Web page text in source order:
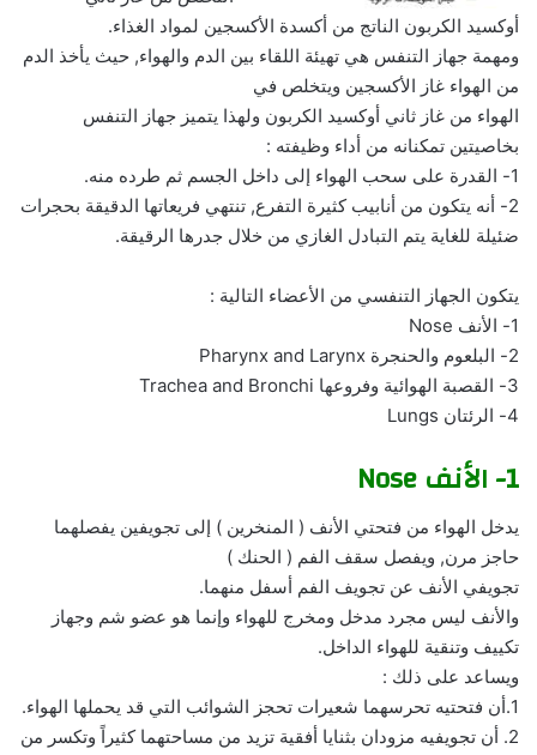
أوكسيد الكربون الناتج من أكسدة الأكسجين لمواد الغذاء.
ومهمة جهاز التنفس هي تهيئة اللقاء بين الدم والهواء, حيث يأخذ الدم
من الهواء غاز الأكسجين ويتخلص في
الهواء من غاز ثاني أوكسيد الكربون ولهذا يتميز جهاز التنفس
بخاصيتين تمكنانه من أداء وظيفته :
1- القدرة على سحب الهواء إلى داخل الجسم ثم طرده منه.
2- أنه يتكون من أنابيب كثيرة التفرع, تنتهي فريعاتها الدقيقة بحجرات
ضئيلة للغاية يتم التبادل الغازي من خلال جدرها الرقيقة.
يتكون الجهاز التنفسي من الأعضاء التالية :
1- الأنف Nose
2- البلعوم والحنجرة Pharynx and Larynx
3- القصبة الهوائية وفروعها Trachea and Bronchi
4- الرئتان Lungs
1- الأنف Nose
يدخل الهواء من فتحتي الأنف ( المنخرين ) إلى تجويفين يفصلهما
حاجز مرن, ويفصل سقف الفم ( الحنك )
تجويفي الأنف عن تجويف الفم أسفل منهما.
والأنف ليس مجرد مدخل ومخرج للهواء وإنما هو عضو شم وجهاز
تكييف وتنقية للهواء الداخل.
ويساعد على ذلك :
1.أن فتحتيه تحرسهما شعيرات تحجز الشوائب التي قد يحملها الهواء.
2. أن تجويفيه مزودان بثنايا أفقية تزيد من مساحتهما كثيراً وتكسر من